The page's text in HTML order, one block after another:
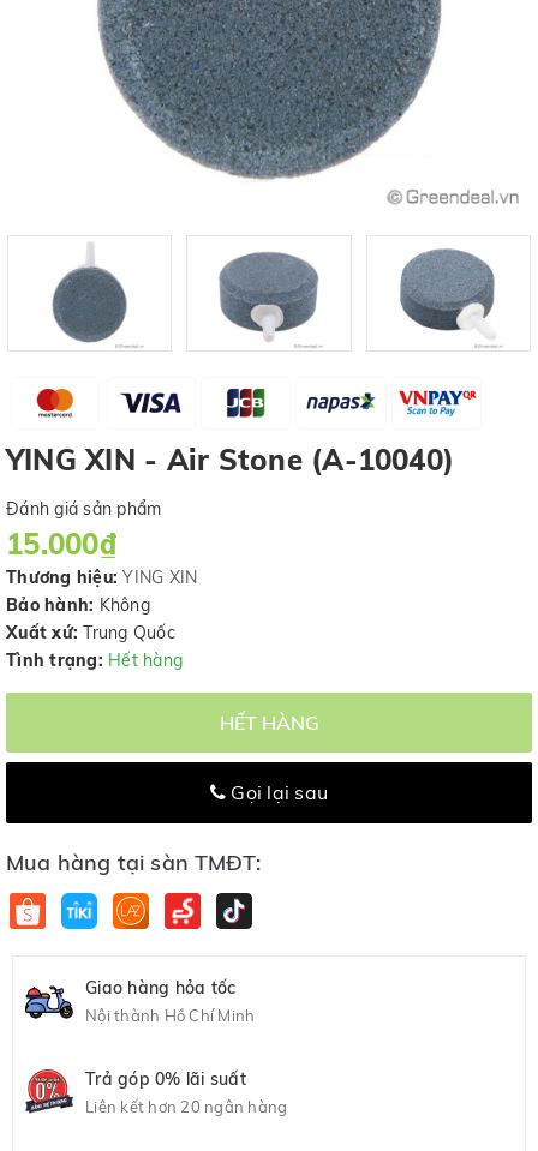
YING XIN - Air Stone (A-10040)
Đánh giá sản phẩm
15.000₫
Thương hiệu: YING XIN
Bảo hành: Không
Xuất xứ: Trung Quốc
Tình trạng: Hết hàng
HẾT HÀNG
Gọi lại sau
Mua hàng tại sàn TMĐT:
Giao hàng hỏa tốc
Nội thành Hồ Chí Minh
Trả góp 0% lãi suất
Liên kết hơn 20 ngân hàng